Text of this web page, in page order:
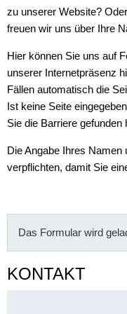
zu unserer Website?
freuen wir uns über Ihre
Hier können Sie uns auf
unserer Internetpräsenz
Fällen automatisch die
Ist keine Seite
Sie die Barriere gefunden
Die Angabe Ihres
verpflichten, damit Sie
Das Formular wird
KONTAKT